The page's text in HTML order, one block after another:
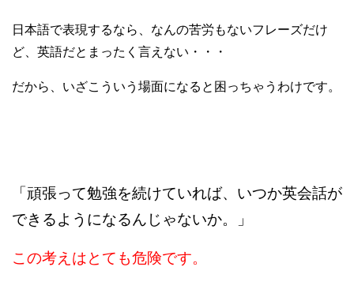
日本語で表現するなら、なんの苦労もないフレーズだけ
ど、英語だとまったく言えない・・・
だから、いざこういう場面になると困っちゃうわけです。
「頑張って勉強を続けていれば、いつか英会話が
できるようになるんじゃないか。」
この考えはとても危険です。